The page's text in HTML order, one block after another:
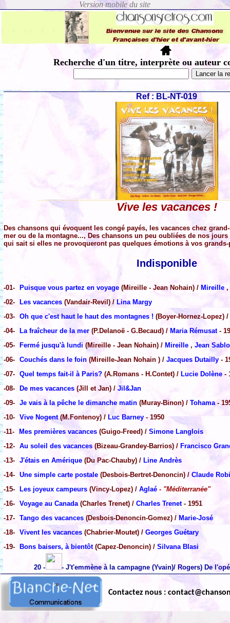
Recherche d'un titre, interprète ou auteur
Ref : BL-NT-019
Vive les vacances !
Des chansons qui évoquent les congé payés, les vacances chez
mer ou de la montagne..., Des chansons un peu oubliées de nos
qui sait si elles ne provoqueront pas quelques émotions à vos grands-
Indisponible
-01- Puisque vous partez en voyage (Mireille - Jean Nohain) / Mireille ,
-02-
Les vacances (Vandair-Revil) / Lina Margy
-03- Oh que c'est haut le haut des montagnes ! (Boyer-Hornez-Lopez) /
-04-
La fraîcheur de la mer (P.Delanoë - G.Becaud) / Maria Rémusat-
-05-
Fermé jusqu'à lundi (Mireille - Jean Nohain) / Mireille , Jean
-06- Couchés dans le foin (Mireille-Jean Nohain ) / Jacques Dutailly -
-07- Quel temps fait-il à Paris? (A.Romans - H.Contet) / Lucie Dolène -
-08-
De mes vacances (Jill et Jan) / Jil&Jan
-09- Je vais à la pêche le dimanche matin (Muray-Binon) / Tohama-
-10- Vive Nogent(M.Fontenoy) / Luc Barney - 1950
-11-
Mes premières vacances (Guigo-Freed) / Simone Langlois
-12- Au soleil des vacances (Bizeau-Grandey-Barrios) / Francisco
-13- J'étais en Amérique (Du Pac-Chauby) / Line Andrès
-14- Une simple carte postale (Desbois-Bertret-Denoncin) / Claude
-15-
Les joyeux campeurs (Vincy-Lopez) / Aglaé - "Méditerranée"
-16- Voyage au Canada(Charles Trenet) / Charles Trenet- 1951
-17- Tango des vacances (Desbois-Denoncin-Gomez) / Marie-José
-18- Vivent les vacances (Chabrier-Moutet) / Georges Guétary
-19-
Bons baisers, à bientôt(Capez-Denoncin) / Silvana Blasi
20 - - J't'emmène à la campagne (Yvain)/ Rogers) De
Contactez nous :